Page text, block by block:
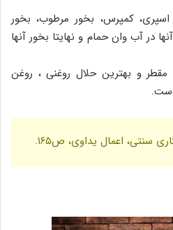
اسپری، کمپرس، بخور مرطوب، بخور
در آب وان حمام و نهایتا بخور آنها
و بهترین حلال روغنی ، روغن
است.
سنتی، اعمال یداوی، ص۱۶۵.